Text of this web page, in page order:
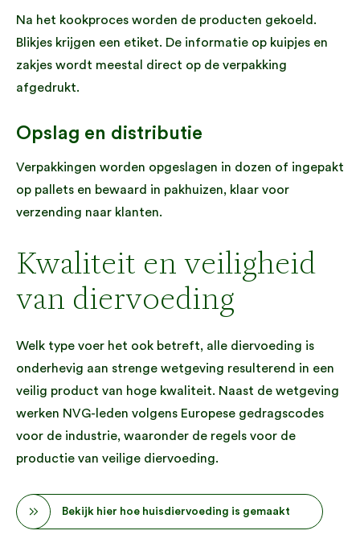
Na het kookproces worden de producten gekoeld.
Blikjes krijgen een etiket. De informatie op kuipjes en
zakjes wordt meestal direct op de verpakking
afgedrukt.
Opslag en distributie
Verpakkingen worden opgeslagen in dozen of ingepakt
op pallets en bewaard in pakhuizen, klaar voor
verzending naar klanten.
Kwaliteit en veiligheid
van diervoeding
Welk type voer het ook betreft, alle diervoeding is
onderhevig aan strenge wetgeving resulterend in een
veilig product van hoge kwaliteit. Naast de wetgeving
werken NVG-leden volgens Europese gedragscodes
voor de industrie, waaronder de regels voor de
productie van veilige diervoeding.
Bekijk hier hoe huisdiervoeding is gemaakt